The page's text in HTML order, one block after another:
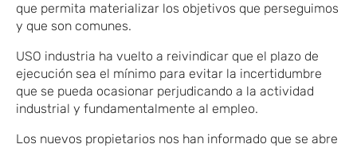
que permita materializar los objetivos que perseguimos
y que son comunes.
USO industria ha vuelto a reivindicar que el plazo de
ejecución sea el mínimo para evitar la incertidumbre
que se pueda ocasionar perjudicando a la actividad
industrial y fundamentalmente al empleo.
Los nuevos propietarios nos han informado que se abre